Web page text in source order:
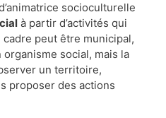
socioculturelle
à partir d’activités qui
peut être municipal,
social, mais la
un territoire,
proposer des actions